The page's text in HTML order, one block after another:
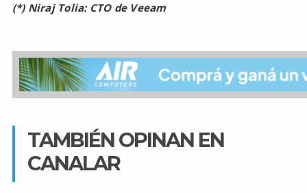
(*) Niraj Tolia: CTO de Veeam
TAMBIÉN OPINAN EN
CANALAR